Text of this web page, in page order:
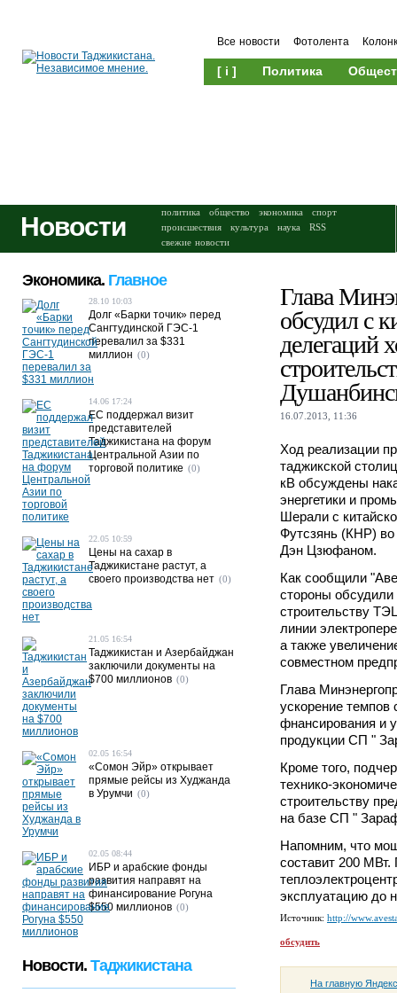
Все новости Фотолента
[ i ] Политика
Новости политика общество экономика
спорт
происшествия
культура наука
RSS
свежие новости
Глава
обсудил с
делегаций
16.07.2013, 11:36
Ход реализации
таджикской
кВ обсуждены
энергетики и
Шерали с
Футсзянь (КНР)
Дэн Цзюфаном.
Как сообщили
стороны обсудили
строительству
линии
а также
совместном
Глава
ускорение темпов
фнансирования и
продукции СП "
Кроме того,
технико-
строительству
на базе СП "
Напомним, что
составит 200 МВт.
эксплуатацию до
Источник: http://
обсудить
На главную
Экономика. Главное
28.10 10:03
Долг «Барки точик» перед
Сангтудинской ГЭС-1
перевалил за $331
миллион (0)
14.06 17:24
ЕС поддержал визит
представителей
Таджикистана на форум
Центральной Азии по
торговой политике (0)
22.05 10:59
Цены на сахар в
Таджикистане растут, а
своего производства нет (0)
21.05 16:54
Таджикистан и Азербайджан
заключили документы на
$700 миллионов (0)
02.05 16:54
«Сомон Эйр» открывает
прямые рейсы из Худжанда
в Урумчи (0)
02.05 08:44
ИБР и арабские фонды
развития направят на
финансирование Рогуна
$550 миллионов (0)
Новости. Таджикистана